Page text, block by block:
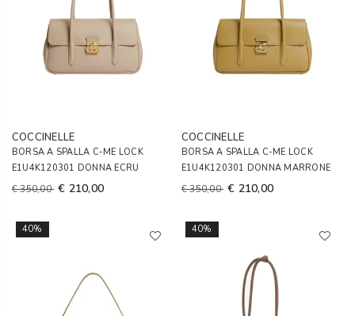
COCCINELLE
BORSA A SPALLA C-ME LOCK
E1U4K120301 DONNA ECRU
€ 350,00 € 210,00
COCCINELLE
BORSA A SPALLA C-ME LOCK
E1U4K120301 DONNA MARRONE
€ 350,00 € 210,00
40% 40%